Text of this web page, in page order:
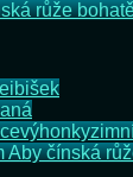
růže
ibišek
výhonky
Aby čínská